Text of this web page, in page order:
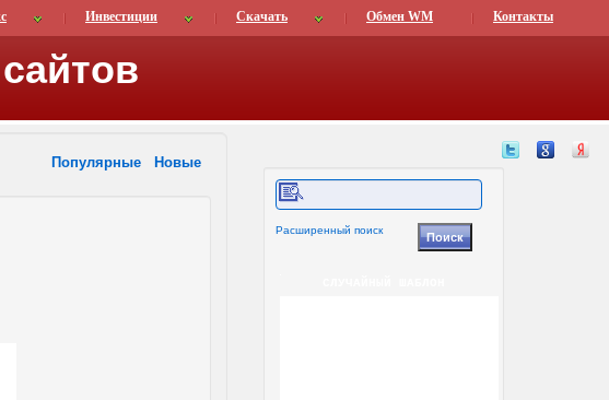
Инвестиции Скачать Обмен WM Контакты
Популярные Новые
Расширенный поиск